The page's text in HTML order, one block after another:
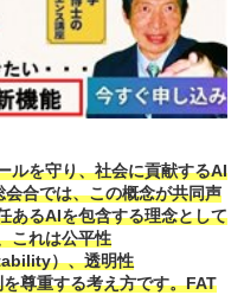
ルを守り、社会に貢献するAI
合では、この概念が共同声
あるAIを包含する理念として
これは公平性
）、透明性
尊重する考え方です。FAT